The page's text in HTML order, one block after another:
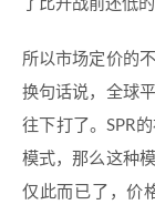
了比开战前还低的
所以市场定价的
换句话说，全球
往下打了。SPR
模式，那么这种
仅此而已了，价